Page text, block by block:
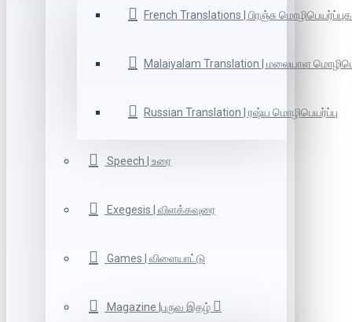
French Translations | பிரஞ்சு
Malaiyalam Translation | மலையாள
Russian Translation | ரஷ்ய மொழிபெயர்ப்பு
Speech | உரை
Exegesis | விளக்கவுரை
Games | விளையாட்டு
Magazine |பருவ இதழ்